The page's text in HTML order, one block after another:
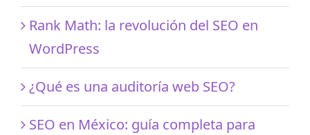
Rank Math: la revolución del SEO en
WordPress
¿Qué es una auditoría web SEO?
SEO en México: guía completa para